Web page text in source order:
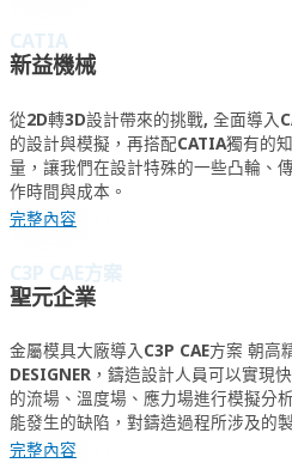
CATIA
新益機械
從2D轉3D設計帶來的挑戰, 全面導入
的設計與模擬，再搭配CATIA獨有的
量，讓我們在設計特殊的一些凸輪、
作時間與成本。
完整內容
C3P CAE方案
聖元企業
金屬模具大廠導入C3P CAE方案 朝高
DESIGNER，鑄造設計人員可以實現
的流場、溫度場、應力場進行模擬分
能發生的缺陷，對鑄造過程所涉及的
最佳化，進而達到降低鑄造廢品率、
完整內容